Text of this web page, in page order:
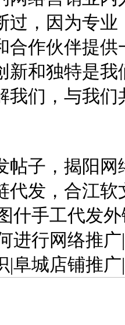
过，因为专
合作伙伴提
新和独特是
我们，与我们
帖子，揭阳
代发，合江
什手工代发
进行网络推
|阜城店铺推